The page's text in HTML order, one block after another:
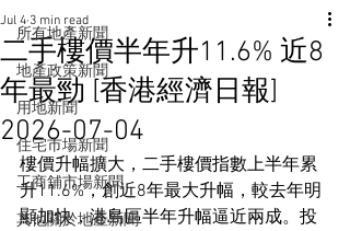
所有地產新聞
地產政策新聞
用地新聞
住宅市場新聞
工商舖市場新聞
其他關於地產新聞
二手樓價半年升11.6% 近8
年最勁 [香港經濟日報]
2026-07-04
Jul 4 3 min read
樓價升幅擴大，二手樓價指數上半年累
升11.6%，創近8年最大升幅，較去年明
顯加快，港島區半年升幅逼近兩成。投